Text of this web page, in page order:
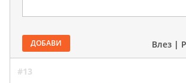
ДОБАВИ Влез |
#13